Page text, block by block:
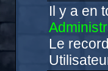
Il y a en
Le